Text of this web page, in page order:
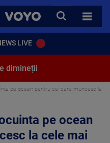
VOYO
CAUTA
TOATE
LIVE
dimineții
pe ocean pentru cei care muncesc la
pe ocean
la cele mai